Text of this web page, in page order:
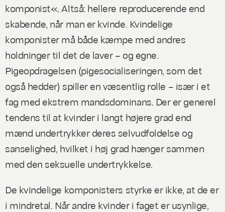
komponist«. Altså: hellere reproducerende end
skabende, når man er kvinde. Kvindelige
komponister må både kæmpe med andres
holdninger til det de laver – og egne.
Pigeopdragelsen (pigesocialiseringen, som det
også hedder) spiller en væsentlig rolle – især i et
fag med ekstrem mandsdominans. Der er generel
tendens til at kvinder i langt højere grad end
mænd undertrykker deres selvudfoldelse og
sanselighed, hvilket i høj grad hænger sammen
med den seksuelle undertrykkelse.
De kvindelige komponisters styrke erikke, at de er
i mindretal. Når andre kvinder i faget er usynlige,